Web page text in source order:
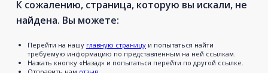
К сожалению, страница, которую вы искали, не
найдена. Вы можете:
Перейти на нашу главную страницуи попытаться найти
требуемую информацию по представленным на ней ссылкам.
Нажать кнопку «Назад» и попытаться перейти по другой ссылке.